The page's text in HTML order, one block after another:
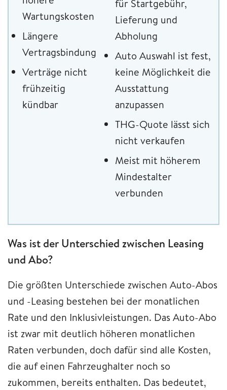
Wartungskosten
Längere
Vertragsbindung
Verträge nicht
frühzeitig
kündbar
für Startgebühr,
Lieferung und
Abholung
Auto Auswahl ist fest,
keine Möglichkeit die
Ausstattung
anzupassen
THG-Quote lässt sich
nicht verkaufen
Meist mit höherem
Mindestalter
verbunden
Was ist der Unterschied zwischen Leasing
und Abo?
Die größten Unterschiede zwischen Auto-Abos
und -Leasing bestehen bei der monatlichen
Rate und den Inklusivleistungen. Das Auto-Abo
ist zwar mit deutlich höheren monatlichen
Raten verbunden, doch dafür sind alle Kosten,
die auf einen Fahrzeughalter noch so
zukommen, bereits enthalten. Das bedeutet,